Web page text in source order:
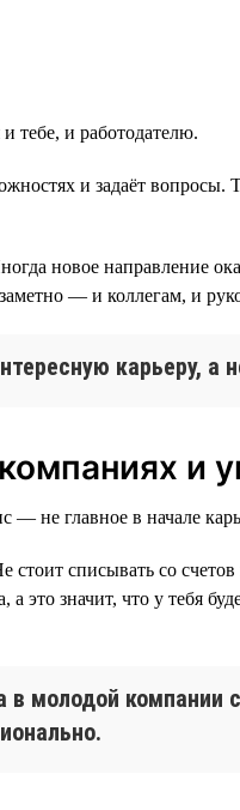
тебе, и работодателю.
и задаёт
новое направление
— и коллегам, и
карьеру, а
и
не главное в начале
списывать со
значит, что у тебя
в молодой